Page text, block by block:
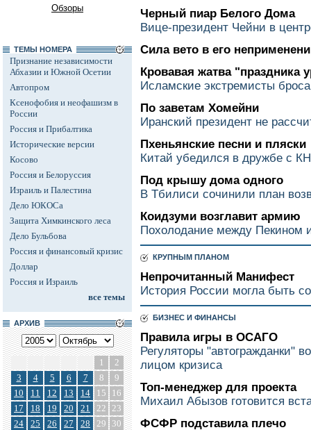
Обзоры
ТЕМЫ НОМЕРА
Признание независимости
Абхазии и Южной Осетии
Автопром
Ксенофобия и неофашизм в
России
Россия и Прибалтика
Исторические версии
Косово
Россия и Белоруссия
Израиль и Палестина
Дело ЮКОСа
Защита Химкинского леса
Дело Бульбова
Россия и финансовый кризис
Доллар
Россия и Израиль
все темы
АРХИВ
1
2
3
4 5 6 7 8
9
10
11 12 13 14 15
16
17
18 19 20 21 22 23
24
25 26 27 28 29
30
Черный пиар Белого Дома
Вице-президент Чейни в
Сила вето в его
Кровавая жатва "праздника
Исламские экстремисты
По заветам Хомейни
Иранский президент не
Пхеньянские песни и пляски
Китай убедился в дружбе с
Под крышу дома одного
В Тбилиси сочинили план
Коидзуми возглавит армию
Похолодание между Пекином
КРУПНЫМ ПЛАНОМ
Непрочитанный Манифест
История России могла быть
БИЗНЕС И ФИНАНСЫ
Правила игры в ОСАГО
Регуляторы "автогражданки"
лицом кризиса
Топ-менеджер для проекта
Михаил Абызов готовится
ФСФР подставила плечо